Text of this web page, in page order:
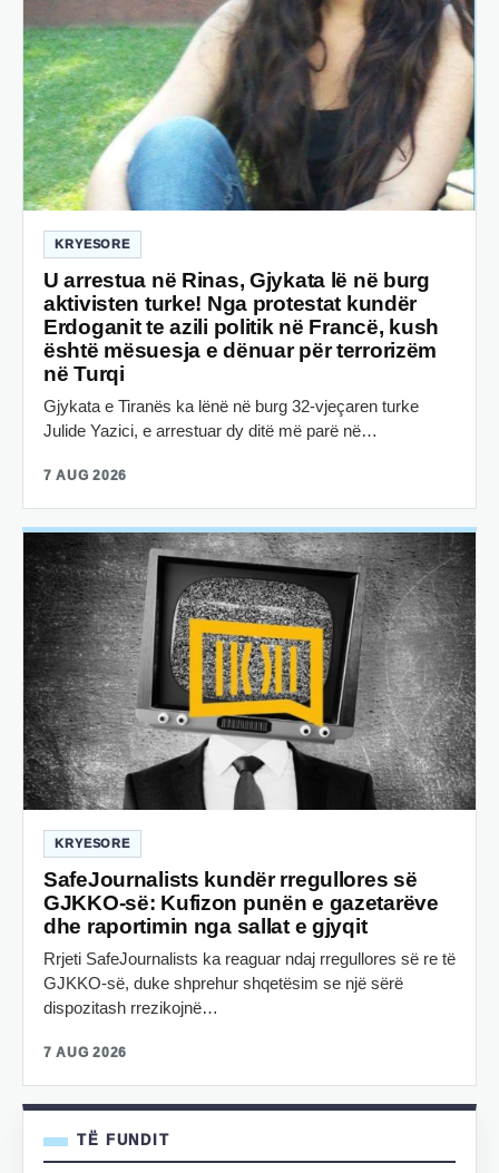
KRYESORE
U arrestua në Rinas, Gjykata lë në burg
aktivisten turke! Nga protestat kundër
Erdoganit te azili politik në Francë, kush
është mësuesja e dënuar për terrorizëm
në Turqi
Gjykata e Tiranës ka lënë në burg 32-vjeçaren turke
Julide Yazici, e arrestuar dy ditë më parë në…
7 AUG 2026
KRYESORE
SafeJournalists kundër rregullores së
GJKKO-së: Kufizon punën e gazetarëve
dhe raportimin nga sallat e gjyqit
Rrjeti SafeJournalists ka reaguar ndaj rregullores së re të
GJKKO-së, duke shprehur shqetësim se një sërë
dispozitash rrezikojnë…
7 AUG 2026
TË FUNDIT